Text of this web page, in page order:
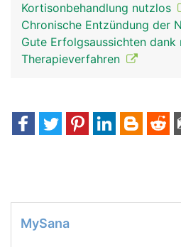
Kortisonbehandlung nutzlos
Chronische Entzündung der
Gute Erfolgsaussichten dank
Therapieverfahren
MySana